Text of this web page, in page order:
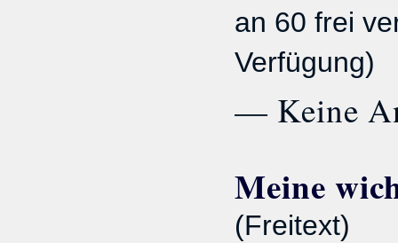
an 60 frei
Verfügung)
— Keine
Meine
(Freitext)